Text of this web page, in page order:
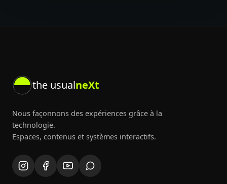
the usualneXt
Nous façonnons des expériences grâce à la
technologie.
Espaces, contenus et systèmes interactifs.